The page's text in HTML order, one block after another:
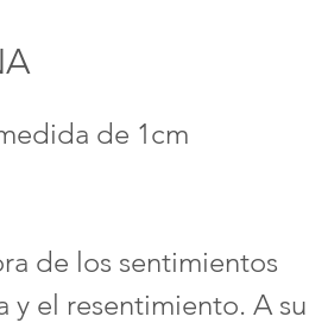
de 1cm
de los sentimientos
y el resentimiento. A su